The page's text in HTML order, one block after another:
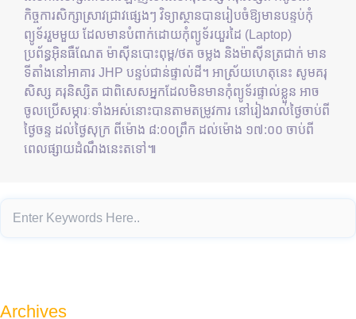
កិច្ចការសិក្សាស្រាវជ្រាវផ្សេងៗ វិទ្យាស្ថានបានរៀបចំឱ្យមានបន្ទប់កុំ
ព្យូទ័ររួមមួយ ដែលមានបំពាក់ដោយកុំព្យូទ័រយួរដៃ (Laptop)
ប្រព័ន្ធអ៊ិនធឺណែត ម៉ាស៊ីនបោះពុម្ព/ថត ចម្លង និងម៉ាស៊ីនត្រជាក់ មាន
ទីតាំងនៅអាគារ JHP បន្ទប់ជាន់ផ្ទាល់ដី។ អាស្រ័យហេតុនេះ សូមគរុ
សិស្ស គរុនិស្សិត ជាពិសេសអ្នកដែលមិនមានកុំព្យូទ័រផ្ទាល់ខ្លួន អាច
ចូលប្រើសម្ភារៈទាំងអស់នោះបានតាមតម្រូវការ នៅរៀងរាល់ថ្ងៃចាប់ពី
ថ្ងៃចន្ទ ដល់ថ្ងៃសុក្រ ពីម៉ោង ៨:០០ព្រឹក ដល់ម៉ោង ១៧:០០ ចាប់ពី
ពេលផ្សាយដំណឹងនេះតទៅ៕
Archives